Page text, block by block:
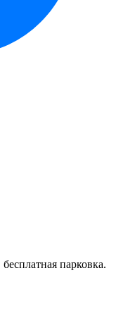
парковка.